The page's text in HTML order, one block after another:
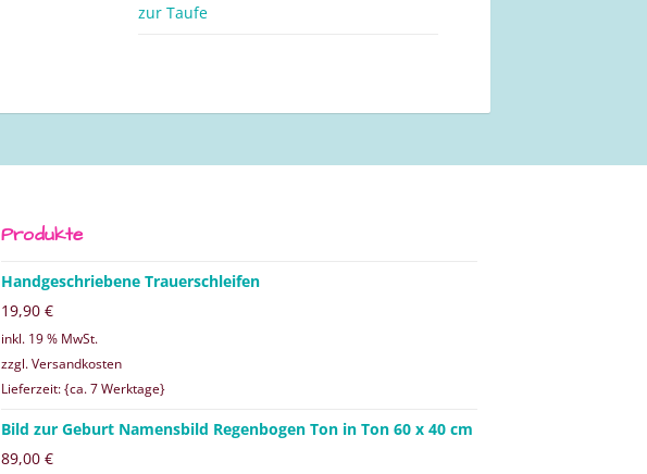
zur Taufe
Produkte
Handgeschriebene Trauerschleifen
19,90 €
inkl. 19 % MwSt.
zzgl. Versandkosten
Lieferzeit: {ca. 7 Werktage}
Bild zur Geburt Namensbild Regenbogen Ton in Ton 60 x 40 cm
89,00 €